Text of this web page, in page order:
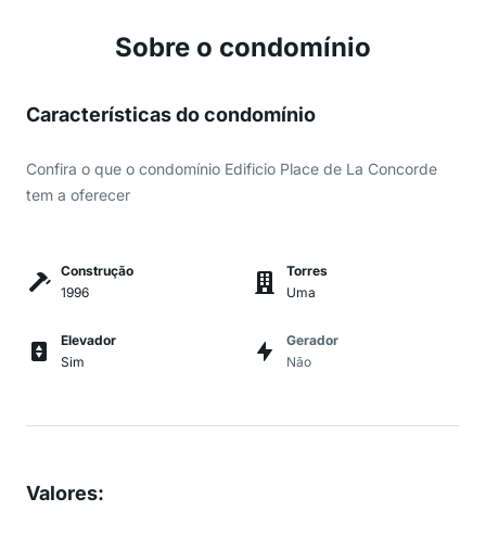
Sobre o condomínio
Características do condomínio
Confira o que o condomínio Edificio Place de La Concorde
tem a oferecer
Construção
1996
Torres
Uma
Elevador
Sim
Gerador
Não
Valores: